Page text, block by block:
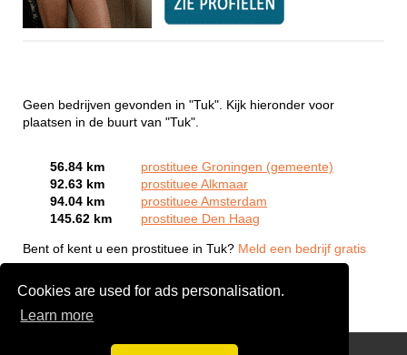
Cookies are used for ads personalisation.
Learn more
Geen bedrijven gevonden in "Tuk". Kijk hieronder voor
plaatsen in de buurt van "Tuk".
56.84 km
prostituee Groningen (gemeente)
92.63 km
prostituee Alkmaar
94.04 km
prostituee Amsterdam
145.62 km
prostituee Den Haag
Bent of kent u een prostituee in Tuk? Meld een bedrijf gratis
aan